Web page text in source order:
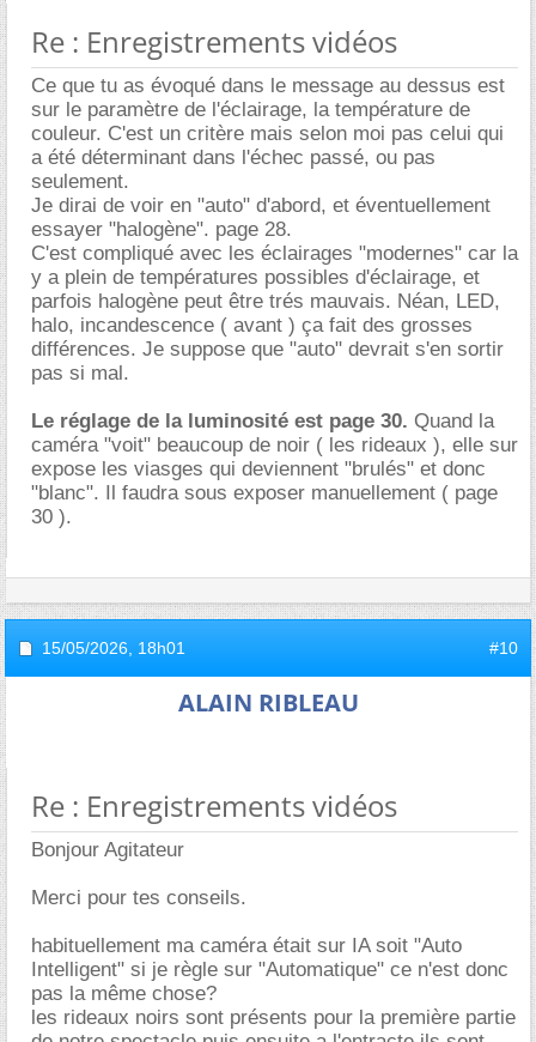
Re : Enregistrements vidéos
Ce que tu as évoqué dans le message au dessus est
sur le paramètre de l'éclairage, la température de
couleur. C'est un critère mais selon moi pas celui qui
a été déterminant dans l'échec passé, ou pas
seulement.
Je dirai de voir en "auto" d'abord, et éventuellement
essayer "halogène". page 28.
C'est compliqué avec les éclairages "modernes" car la
y a plein de températures possibles d'éclairage, et
parfois halogène peut être trés mauvais. Néan, LED,
halo, incandescence ( avant ) ça fait des grosses
différences. Je suppose que "auto" devrait s'en sortir
pas si mal.
Le réglage de la luminosité est page 30. Quand la
caméra "voit" beaucoup de noir ( les rideaux ), elle sur
expose les viasges qui deviennent "brulés" et donc
"blanc". Il faudra sous exposer manuellement ( page
30 ).
15/05/2026, 18h01 #10
ALAIN RIBLEAU
Re : Enregistrements vidéos
Bonjour Agitateur
Merci pour tes conseils.
habituellement ma caméra était sur IA soit "Auto
Intelligent" si je règle sur "Automatique" ce n'est donc
pas la même chose?
les rideaux noirs sont présents pour la première partie